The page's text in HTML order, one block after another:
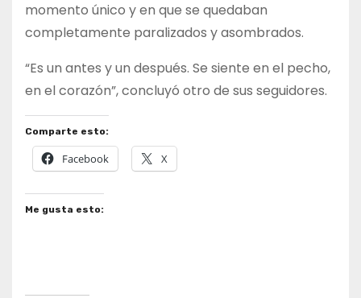
momento único y en que se quedaban
completamente paralizados y asombrados.
“Es un antes y un después. Se siente en el pecho,
en el corazón”, concluyó otro de sus seguidores.
Comparte esto:
Facebook X
Me gusta esto: